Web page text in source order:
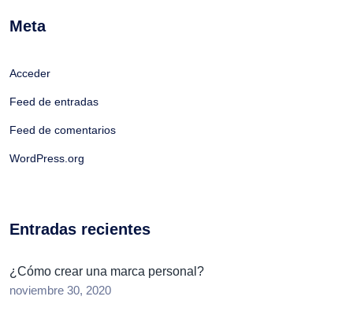
Meta
Acceder
Feed de entradas
Feed de comentarios
WordPress.org
Entradas recientes
¿Cómo crear una marca personal?
noviembre 30, 2020